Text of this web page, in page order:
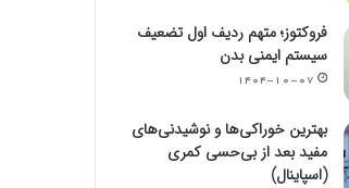
فروکتوز؛ متهم ردیف اول تضعیف
سیستم ایمنی بدن
۱۴۰۴-۱۰-۰۷
بهترین خوراکی‌ها و نوشیدنی‌های
مفید بعد از بی‌حسی کمری
(اسپاینال)